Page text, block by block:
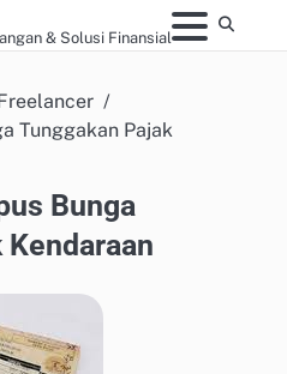
& Solusi Finansial
Tunggakan Pajak
Bunga